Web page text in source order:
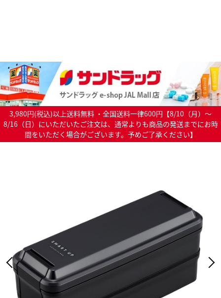
3,980円(税込)以上送料無料 ・全国送料一律600円【8/10（月）～
8/16（日）にいただいたご注文は、通常よりも商品の発送までにお時
間をいただく場合がございます。予めご了承ください】